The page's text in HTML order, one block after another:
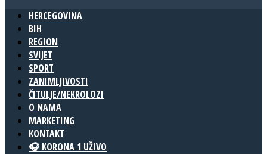
HERCEGOVINA
BIH
REGION
SVIJET
SPORT
ZANIMLJIVOSTI
ČITULJE/NEKROLOZI
O NAMA
MARKETING
KONTAKT
🎧 KORONA 1 UŽIVO